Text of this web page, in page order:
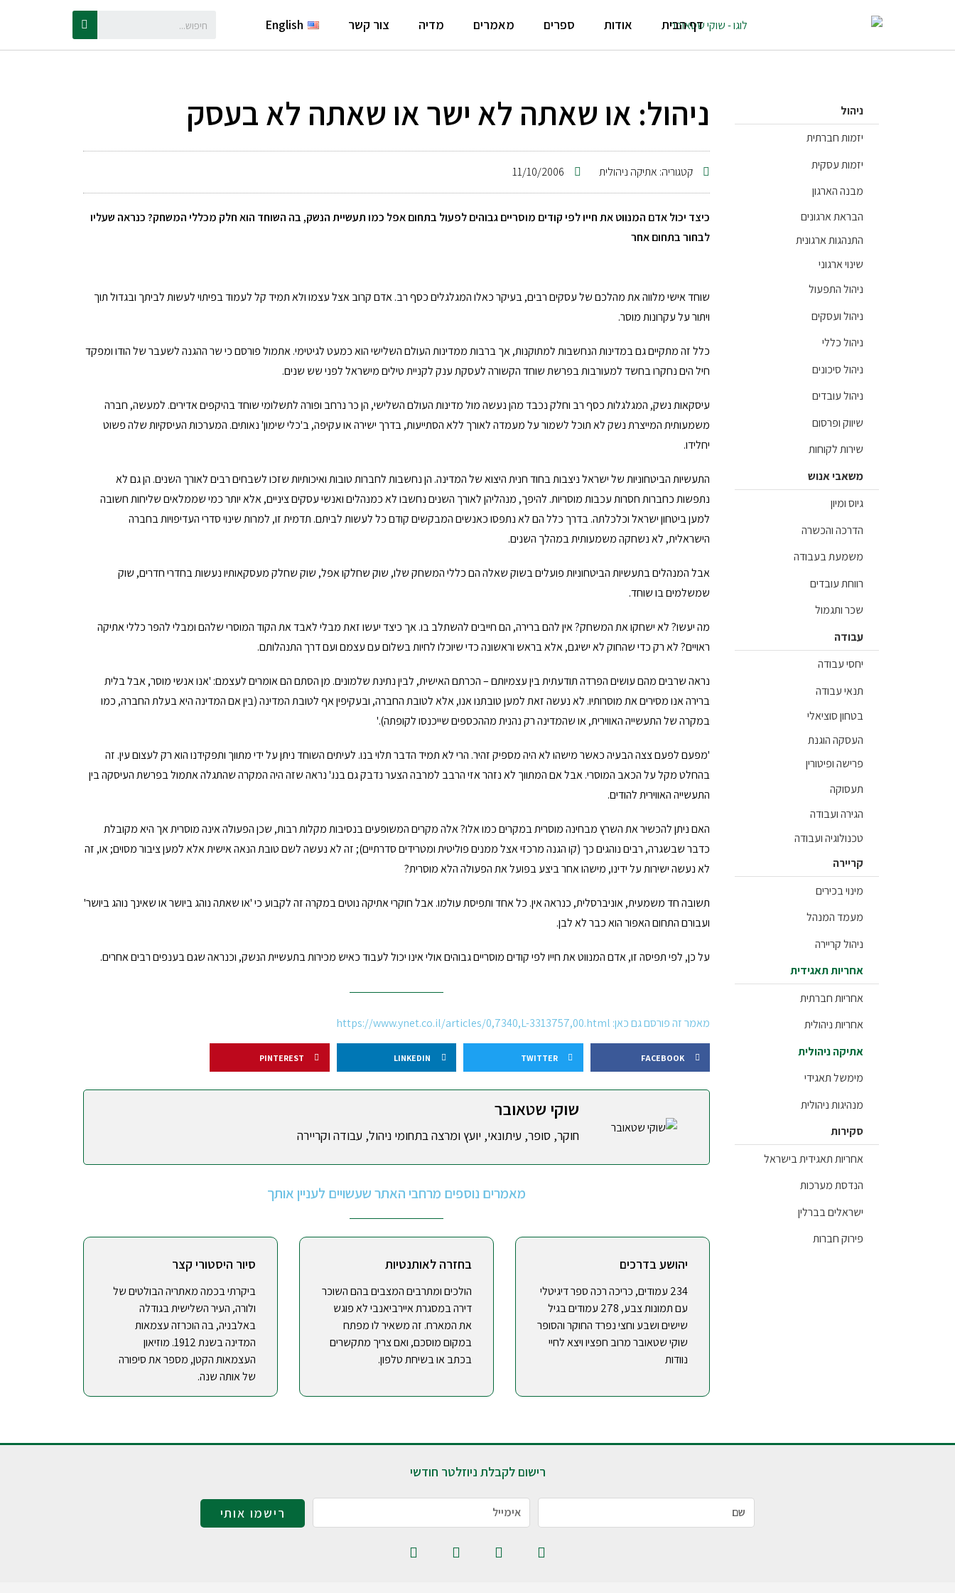
דף הבית אודות ספרים מאמרים מדיה צור קשר English
ניהול
יזמות חברתית
יזמות עסקית
מבנה הארגון
הבראת ארגונים
התנהגות ארגונית
שינוי ארגוני
ניהול התפעול
ניהול ועסקים
ניהול כללי
ניהול סיכונים
ניהול עובדים
שיווק ופרסום
שירות לקוחות
משאבי אנוש
גיוס ומיון
הדרכה והכשרה
משמעת בעבודה
רווחת עובדים
שכר ותגמול
עבודה
יחסי עבודה
תנאי עבודה
בטחון סוציאלי
העסקה הוגנת
פרישה ופיטורין
תעסוקה
הגירה ועבודה
טכנולוגיה ועבודה
קריירה
מינוי בכירים
מעמד המנהל
ניהול קריירה
אחריות תאגידית
אחריות חברתית
אחריות ניהולית
אתיקה ניהולית
מימשל תאגידי
מנהיגות ניהולית
סקירות
אחריות תאגידית בישראל
הנדסת מערכות
ישראלים בברלין
פירוק חברות
ניהול: או שאתה לא ישר או שאתה לא בעסק
קטגוריה: אתיקה ניהולית 11/10/2006
כיצד יכול אדם המנווט את חייו לפי קודים מוסריים גבוהים לפעול בתחום אפל כמו תעשיית הנשק, בה השוחד הוא חלק מכללי המשחק? כנראה שעליו
לבחור בתחום אחר
שוחד אישי מלווה את מהלכם של עסקים רבים, בעיקר כאלו המגלגלים כסף רב. אדם קרוב אצל עצמו ולא תמיד קל לעמוד בפיתוי לעשות לביתך ובגדול תוך
ויתור על עקרונות מוסר.
כלל זה מתקיים גם במדינות הנחשבות למתוקנות, אך ברבות ממדינות העולם השלישי הוא כמעט לגיטימי. אתמול פורסם כי שר ההגנה לשעבר של הודו ומפקד
חיל הים נחקרו בחשד למעורבות בפרשת שוחד הקשורה לעסקת ענק לקניית טילים מישראל לפני שש שנים.
עיסקאות נשק, המגלגלות כסף רב וחלק נכבד מהן נעשה מול מדינות העולם השלישי, הן כר נרחב ופורה לתשלומי שוחד בהיקפים אדירים. למעשה, חברה
משמעותית המייצרת נשק לא תוכל לשמור על מעמדה לאורך ללא הסתייעות, בדרך ישירה או עקיפה, ב'כלי שימון' נאותים. המערכות העיסקיות שלה פשוט
יחלידו.
התעשיות הביטחוניות של ישראל ניצבות בחוד חנית היצוא של המדינה. הן נחשבות לחברות טובות ואיכותיות שזכו לשבחים רבים לאורך השנים. הן גם לא
נתפשות כחברות חסרות עכבות מוסריות. להיפך, מנהליהן לאורך השנים נחשבו לא כמנהלים ואנשי עסקים ציניים, אלא יותר כמי שממלאים שליחות חשובה
למען ביטחון ישראל וכלכלתה. בדרך כלל הם לא נתפסו כאנשים המבקשים קודם כל לעשות לביתם. תדמית זו, למרות שינוי סדרי העדיפויות בחברה
הישראלית, לא נשחקה משמעותית במהלך השנים.
אבל המנהלים בתעשיות הביטחוניות פועלים בשוק שאלה הם כללי המשחק שלו, שוק שחלקו אפל, שוק שחלק מעסקאותיו נעשות בחדרי חדרים, שוק
שמשלמים בו שוחד.
מה יעשו? לא ישחקו את המשחק? אין להם ברירה, הם חייבים להשתלב בו. אך כיצד יעשו זאת מבלי לאבד את הקוד המוסרי שלהם ומבלי להפר כללי אתיקה
ראויים? לא רק כדי שהחוק לא ישיגם, אלא בראש וראשונה כדי שיוכלו לחיות בשלום עם עצמם ועם דרך התנהלותם.
נראה שרבים מהם עושים הפרדה תודעתית בין עצמיותם – הכרתם האישית, לבין נתינת שלמונים. מן הסתם הם אומרים לעצמם: 'אנו אנשי מוסר, אבל בלית
ברירה אנו מסירים את מוסרותיו. לא נעשה זאת למען טובתנו אנו, אלא לטובת החברה, ובעקיפין אף לטובת המדינה (בין אם המדינה היא בעלת החברה, כמו
במקרה של התעשייה האווירית, או שהמדינה רק נהנית מההכספים שייכנסו לקופתה).'
'מפעם לפעם צצה הבעיה כאשר מישהו לא היה מספיק זהיר. הרי לא תמיד הדבר תלוי בנו. לעיתים השוחד ניתן על ידי מתווך ותפקידנו הוא רק לעצום עין. זה
בהחלט מקל על הכאב המוסרי. אבל אם המתווך לא נזהר אזי הרבב למרבה הצער נדבק גם בנו.' נראה שזה היה המקרה שהתגלה אתמול בפרשת העיסקה בין
התעשייה האווירית להודים.
האם ניתן להכשיר את השרץ מבחינה מוסרית במקרים כמו אלו? אלה מקרים המשופעים בנסיבות מקלות רבות, שכן הפעולה אינה מוסרית אך היא מקובלת
כדבר שבשגרה, רבים נוהגים כך (קו הגנה מרכזי אצל ממנים פוליטית ומטרידים סדרתיים); זה לא נעשה לשם טובת הנאה אישית אלא למען ציבור מסוים; או, זה
לא נעשה ישירות על ידינו, מישהו אחר ביצע בפועל את הפעולה הלא מוסרית?
תשובה חד משמעית, אוניברסלית, כנראה אין. כל אחד ותפיסת עולמו. אבל חוקרי אתיקה נוטים במקרה זה לקבוע כי 'או שאתה נוהג ביושר או שאינך נוהג ביושר'
ועבורם התחום האפור הוא כבר לא לבן.
על כן, לפי תפיסה זו, אדם המנווט את חייו לפי קודים מוסריים גבוהים אולי אינו יכול לעבוד כאיש מכירות בתעשיית הנשק, וכנראה שגם בענפים רבים אחרים.
מאמר זה פורסם גם כאן: https://www.ynet.co.il/articles/0,7340,L-3313757,00.html
FACEBOOK
TWITTER
LINKEDIN
PINTEREST
שוקי שטאובר
חוקר, סופר, עיתונאי, יועץ ומרצה בתחומי ניהול, עבודה וקריירה
מאמרים נוספים מרחבי האתר שעשויים לעניין אותך
יהושע בדרכים
234 עמודים, כריכה רכה ספר דיגיטלי
עם תמונות צבע, 278 עמודים בגיל
שישים ושבע וחצי נפרד החוקר והסופר
שוקי שטאובר מרוב חפציו ויצא לחיי
נוודות
בחזרה לאותנטיות
הולכים ומתרבים המצבים בהם השוכר
דירה במסגרת איירביאנבי לא פוגש
את המארח. זה משאיר לו מפתח
במקום מוסכם, ואם צריך מתקשרים
בכתב או בשיחת טלפון.
סיור היסטורי קצר
ביקרתי בכמה מאתריה הבולטים של
ולורה, העיר השלישית בגודלה
באלבניה, בה הוכרזה עצמאות
המדינה בשנת 1912. מוזיאון
העצמאות הקטן, מספר את סיפורה
של אותה שנה.
רישום לקבלת ניוזלטר חודשי
רישמו אותי